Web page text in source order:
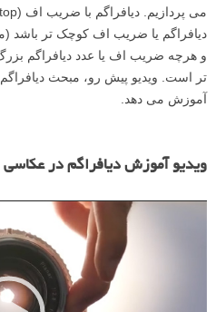
تر است. ویدیو پیش رو، مبحث
آموزش می دهد.
ویدیو آموزش دیافراگم در عکاسی